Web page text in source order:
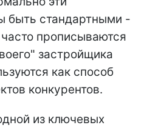
быть стандартными -
прописываются
застройщика
как способ
конкурентов.
из ключевых